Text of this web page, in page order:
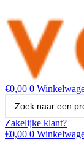
€0,00 0
Zakelijke klant?
€0,00 0